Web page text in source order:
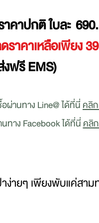
าคาปกติ ใบละ
ราคาเหลือเพียง
งฟรี ​EMS)
ผ่านทาง Line@ ได้ที่นี่คลิ
ทาง Facebook ได้ที่นี่คลิ
าง่ายๆ เพียงพับแค่สา